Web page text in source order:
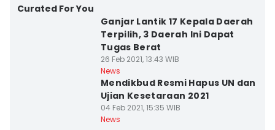
Curated For You
Ganjar Lantik 17 Kepala Daerah
Terpilih, 3 Daerah Ini Dapat
Tugas Berat
26 Feb 2021, 13:43 WIB
News
Mendikbud Resmi Hapus UN dan
Ujian Kesetaraan 2021
04 Feb 2021, 15:35 WIB
News